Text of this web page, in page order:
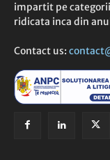
impartit pe
ridicata inca din
Contact us: